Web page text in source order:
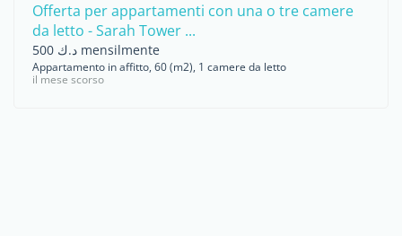
Offerta per appartamenti con una o tre camere
da letto - Sarah Tower ...
د.ك 500 mensilmente
Appartamento in affitto, 60 (m2), 1 camere da letto
il mese scorso